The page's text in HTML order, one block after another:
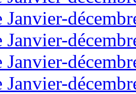
Janvier-
Janvier-
Janvier-
Janvier-